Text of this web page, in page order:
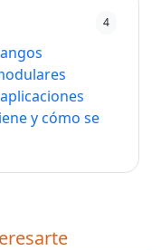
4
y cómo se